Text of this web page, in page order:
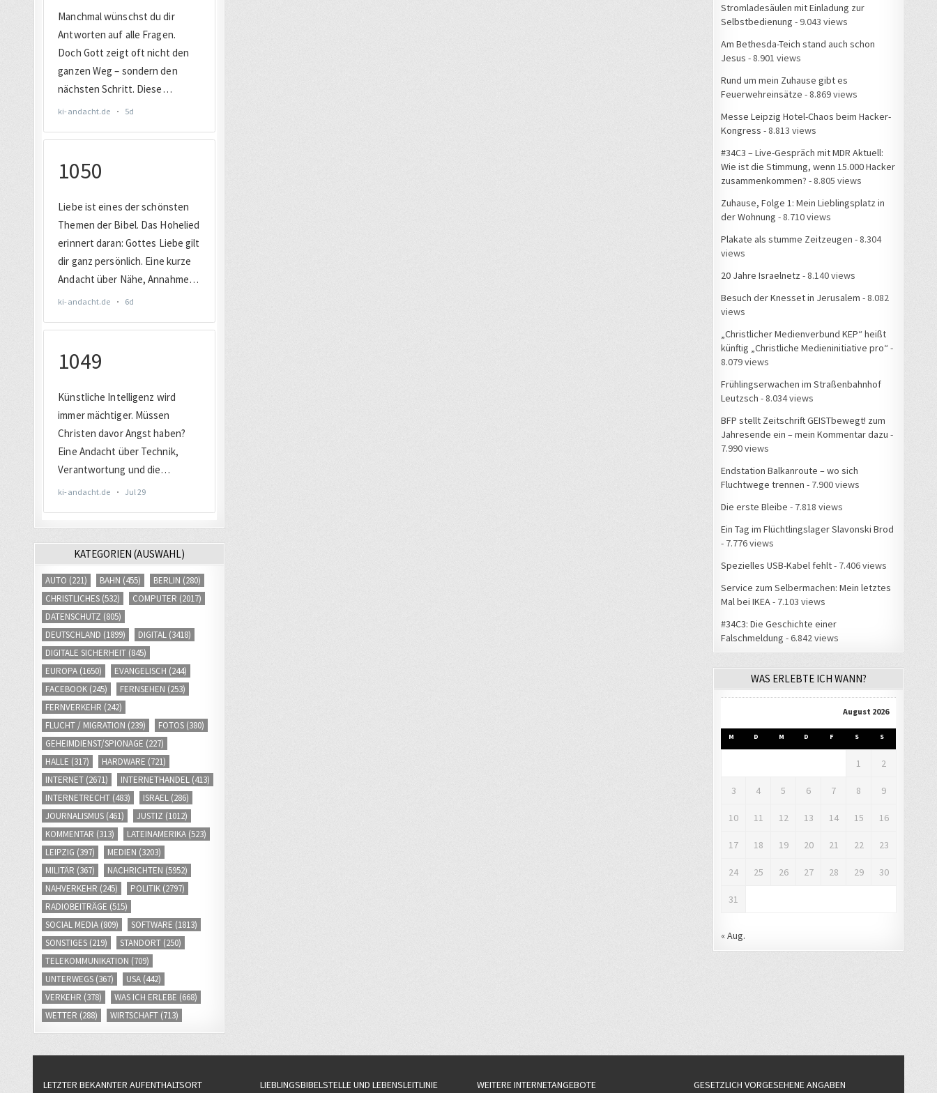
KATEGORIEN (AUSWAHL)
AUTO (221) BAHN (455) BERLIN (280)
CHRISTLICHES (532) COMPUTER (2017)
DATENSCHUTZ (805)
DEUTSCHLAND (1899) DIGITAL (3418)
DIGITALE SICHERHEIT (845)
EUROPA (1650) EVANGELISCH (244)
FACEBOOK (245) FERNSEHEN (253)
FERNVERKEHR (242)
FLUCHT / MIGRATION (239) FOTOS (380)
GEHEIMDIENST/SPIONAGE (227)
HALLE (317) HARDWARE (721)
INTERNET (2671) INTERNETHANDEL (413)
INTERNETRECHT (483) ISRAEL (286)
JOURNALISMUS (461) JUSTIZ (1012)
KOMMENTAR (313) LATEINAMERIKA (523)
LEIPZIG (397) MEDIEN (3203)
MILITÄR (367) NACHRICHTEN (5952)
NAHVERKEHR (245) POLITIK (2797)
RADIOBEITRÄGE (515)
SOCIAL MEDIA (809) SOFTWARE (1813)
SONSTIGES (219) STANDORT (250)
TELEKOMMUNIKATION (709)
UNTERWEGS (367) USA (442)
VERKEHR (378) WAS ICH ERLEBE (668)
WETTER (288) WIRTSCHAFT (713)
Stromladesäulen mit Einladung zur
Selbstbedienung - 9.043 views
Am Bethesda-Teich stand auch schon
Jesus - 8.901 views
Rund um mein Zuhause gibt es
Feuerwehreinsätze - 8.869 views
Messe Leipzig Hotel-Chaos beim Hacker-
Kongress - 8.813 views
#34C3 – Live-Gespräch mit MDR Aktuell:
Wie ist die Stimmung, wenn 15.000 Hacker
zusammenkommen? - 8.805 views
Zuhause, Folge 1: Mein Lieblingsplatz in
der Wohnung - 8.710 views
Plakate als stumme Zeitzeugen - 8.304
views
20 Jahre Israelnetz - 8.140 views
Besuch der Knesset in Jerusalem - 8.082
views
„Christlicher Medienverbund KEP“ heißt
künftig „Christliche Medieninitiative pro“ -
8.079 views
Frühlingserwachen im Straßenbahnhof
Leutzsch - 8.034 views
BFP stellt Zeitschrift GEISTbewegt! zum
Jahresende ein – mein Kommentar dazu -
7.990 views
Endstation Balkanroute – wo sich
Fluchtwege trennen - 7.900 views
Die erste Bleibe - 7.818 views
Ein Tag im Flüchtlingslager Slavonski Brod
- 7.776 views
Spezielles USB-Kabel fehlt- 7.406 views
Service zum Selbermachen: Mein letztes
Mal bei IKEA - 7.103 views
#34C3: Die Geschichte einer
Falschmeldung - 6.842 views
WAS ERLEBTE ICH WANN?
August 2026
M D M D F S S
1 2
3 4 5 6 7 8 9
10 11 12 13 14 15 16
17 18 19 20 21 22 23
24 25 26 27 28 29 30
31
« Aug.
LETZTER BEKANNTER AUFENTHALTSORT LIEBLINGSBIBELSTELLE UND LEBENSLEITLINIE WEITERE INTERNETANGEBOTE GESETZLICH VORGESEHENE ANGABEN